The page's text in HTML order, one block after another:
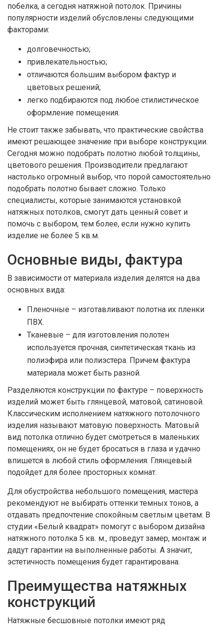
побелка, а сегодня натяжной потолок. Причины
популярности изделий обусловлены следующими
факторами:
долговечностью;
привлекательностью;
отличаются большим выбором фактур и
цветовых решений;
легко подбираются под любое стилистическое
оформление помещения.
Не стоит также забывать, что практические свойства
имеют решающее значение при выборе конструкции.
Сегодня можно подобрать полотно любой толщины,
цветового решения. Производители предлагают
настолько огромный выбор, что порой самостоятельно
подобрать полотно бывает сложно. Только
специалисты, которые занимаются установкой
натяжных потолков, смогут дать ценный совет и
помочь с выбором, тем более, если нужно купить
изделие не более 5 кв.м.
Основные виды, фактура
В зависимости от материала изделия делятся на два
основных вида:
Пленочные – изготавливают полотна их пленки
ПВХ.
Тканевые – для изготовления полотен
используется прочная, синтетическая ткань из
полиэфира или полиэстера. Причем фактура
материала может быть разной.
Разделяются конструкции по фактуре – поверхность
изделий может быть глянцевой, матовой, сатиновой.
Классическим исполнением натяжного потолочного
изделия называют матовую поверхность. Матовый
вид потолка отлично будет смотреться в маленьких
помещениях, он не будет бросаться в глаза и удачно
впишется в любой стиль оформления. Глянцевый
подойдет для более просторных комнат.
Для обустройства небольшого помещения, мастера
рекомендуют не выбирать оттенки темных тонов, а
отдавать предпочтение спокойным светлым цветам. В
студии «Белый квадрат» помогут с выбором дизайна
натяжного потолка 5 кв. м., проведут замер, монтаж и
дадут гарантии на выполненные работы. А значит,
эстетичность помещения будет гарантирована.
Преимущества натяжных
конструкций
Натяжные бесшовные потолки имеют ряд